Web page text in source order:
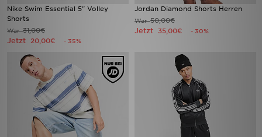
Nike Swim Essential 5" Volley
Shorts
War31,00€
Jetzt 20,00€ - 35%
Jordan Diamond Shorts Herren
War50,00€
Jetzt 35,00€ - 30%